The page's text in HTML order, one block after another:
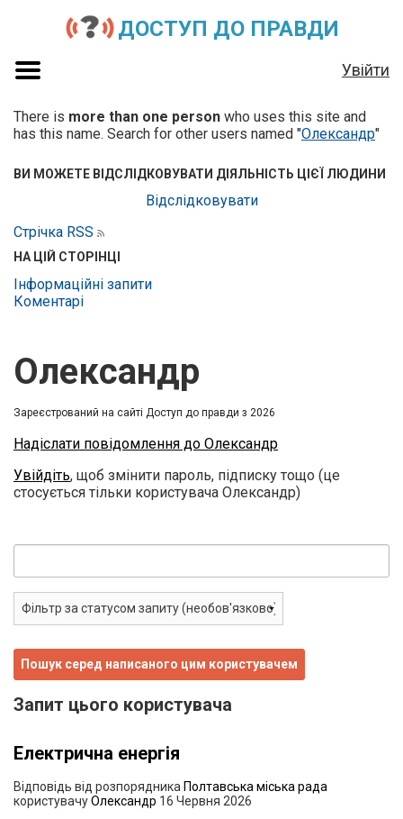
ДОСТУП ДО ПРАВДИ
Увійти
There is more than one person who uses this site and
has this name. Search for other users named "Олександр"
ВИ МОЖЕТЕ ВІДСЛІДКОВУВАТИ ДІЯЛЬНІСТЬ ЦІЄЇ ЛЮДИНИ
Відслідковувати
Стрічка RSS
НА ЦІЙ СТОРІНЦІ
Інформаційні запити
Коментарі
Олександр
Зареєстрований на сайті Доступ до правди з 2026
Надіслати повідомлення до Олександр
Увійдіть, щоб змінити пароль, підписку тощо (це
стосується тільки користувача Олександр)
Запит цього користувача
Електрична енергія
Відповідь від розпорядника Полтавська міська рада
користувачуОлександр 16 Червня 2026